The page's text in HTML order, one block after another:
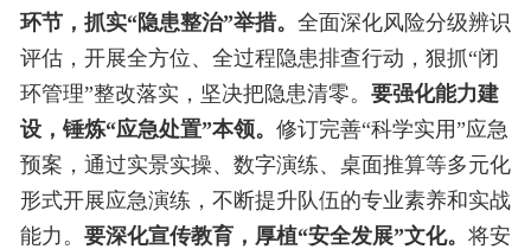
环节，抓实“隐患整治”举措。 全面深化风险分级辨识
评估，开展全方位、全过程隐患排查行动，狠抓“闭
环管理”整改落实，坚决把隐患清零。 要强化能力建
设，锤炼“应急处置”本领。 修订完善“科学实用”应急
预案，通过实景实操、数字演练、桌面推算等多元化
形式开展应急演练，不断提升队伍的专业素养和实战
能力。 要深化宣传教育，厚植“安全发展”文化。 将安